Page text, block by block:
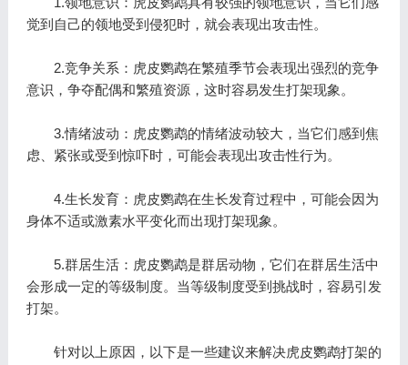
觉到自己的领地受到侵犯时，就会表现出攻击性。
2.竞争关系：虎皮鹦鹉在繁殖季节会表现出强烈的竞争
意识，争夺配偶和繁殖资源，这时容易发生打架现象。
3.情绪波动：虎皮鹦鹉的情绪波动较大，当它们感到焦
虑、紧张或受到惊吓时，可能会表现出攻击性行为。
4.生长发育：虎皮鹦鹉在生长发育过程中，可能会因为
身体不适或激素水平变化而出现打架现象。
5.群居生活：虎皮鹦鹉是群居动物，它们在群居生活中
会形成一定的等级制度。当等级制度受到挑战时，容易引发
打架。
针对以上原因，以下是一些建议来解决虎皮鹦鹉打架的